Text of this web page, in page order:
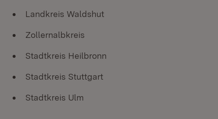
Landkreis Waldshut
Zollernalbkreis
Stadtkreis Heilbronn
Stadtkreis Stuttgart
Stadtkreis Ulm